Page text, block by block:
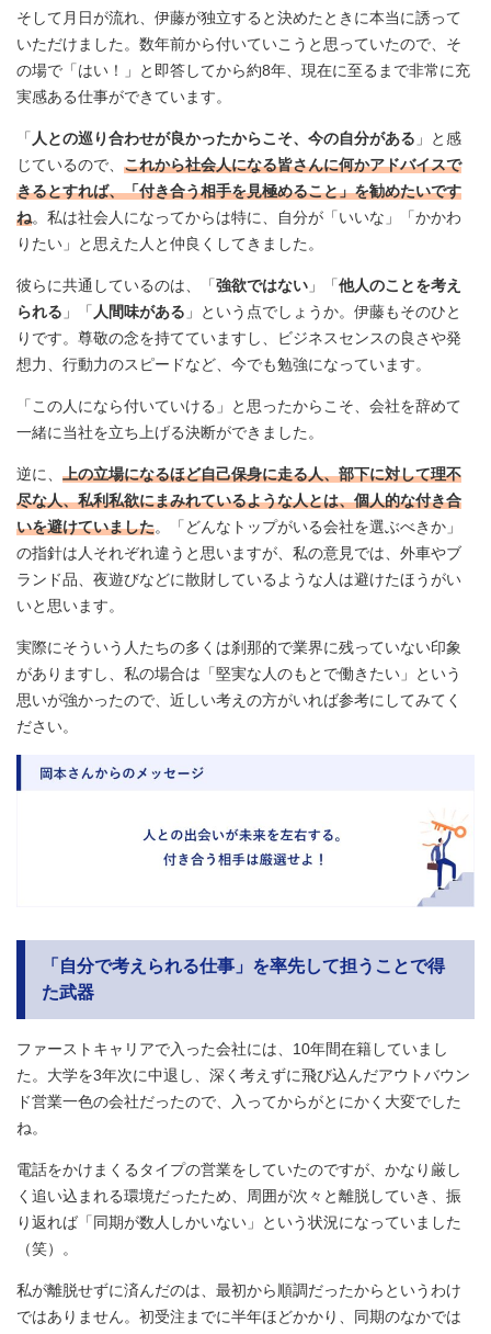
そして月日が流れ、伊藤が独立すると決めたときに本当に誘って
いただけました。数年前から付いていこうと思っていたので、そ
の場で「はい！」と即答してから約8年、現在に至るまで非常に充
実感ある仕事ができています。
「 人との巡り合わせが良かったからこそ、今の自分がある 」と感
じているので、 これから社会人になる皆さんに何かアドバイスで
きるとすれば、「付き合う相手を見極めること」を勧めたいです
ね。私は社会人になってからは特に、自分が「いいな」「かかわ
りたい」と思えた人と仲良くしてきました。
彼らに共通しているのは、「強欲ではない 」「他人のことを考え
られる 」「 人間味がある 」という点でしょうか。伊藤もそのひと
りです。尊敬の念を持てていますし、ビジネスセンスの良さや発
想力、行動力のスピードなど、今でも勉強になっています。
「この人になら付いていける」と思ったからこそ、会社を辞めて
一緒に当社を立ち上げる決断ができました。
逆に、 上の立場になるほど自己保身に走る人、部下に対して理不
尽な人、私利私欲にまみれているような人とは、個人的な付き合
いを避けていました。「どんなトップがいる会社を選ぶべきか」
の指針は人それぞれ違うと思いますが、私の意見では、外車やブ
ランド品、夜遊びなどに散財しているような人は避けたほうがい
いと思います。
実際にそういう人たちの多くは刹那的で業界に残っていない印象
がありますし、私の場合は「堅実な人のもとで働きたい」という
思いが強かったので、近しい考えの方がいれば参考にしてみてく
ださい。
「自分で考えられる仕事」を率先して担うことで得
た武器
ファーストキャリアで入った会社には、10年間在籍していまし
た。大学を3年次に中退し、深く考えずに飛び込んだアウトバウン
ド営業一色の会社だったので、入ってからがとにかく大変でした
ね。
電話をかけまくるタイプの営業をしていたのですが、かなり厳し
く追い込まれる環境だったため、周囲が次々と離脱していき、振
り返れば「同期が数人しかいない」という状況になっていました
（笑）。
私が離脱せずに済んだのは、最初から順調だったからというわけ
ではありません。初受注までに半年ほどかかり、同期のなかでは